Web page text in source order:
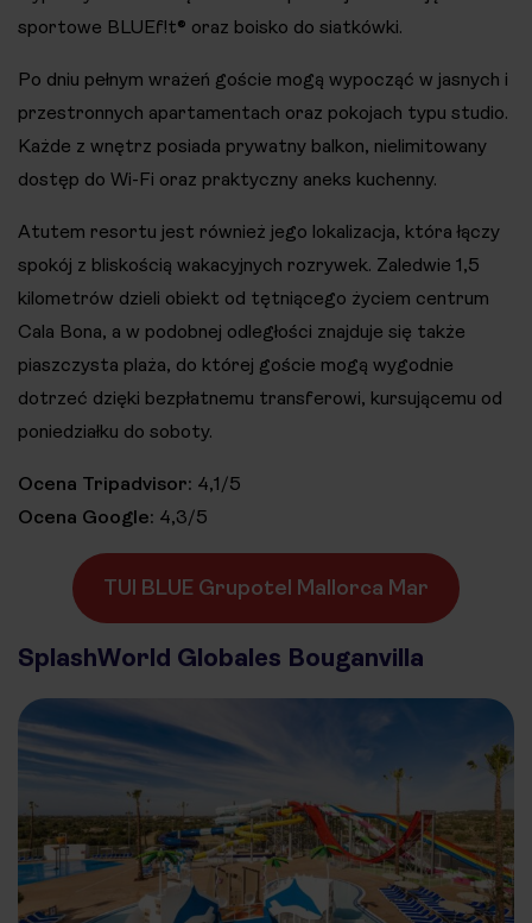
sportowe BLUEf!t® oraz boisko do siatkówki.
Po dniu pełnym wrażeń goście mogą wypocząć w jasnych i
przestronnych apartamentach oraz pokojach typu studio.
Każde z wnętrz posiada prywatny balkon, nielimitowany
dostęp do Wi-Fi oraz praktyczny aneks kuchenny.
Atutem resortu jest również jego lokalizacja, która łączy
spokój z bliskością wakacyjnych rozrywek. Zaledwie 1,5
kilometrów dzieli obiekt od tętniącego życiem centrum
Cala Bona, a w podobnej odległości znajduje się także
piaszczysta plaża, do której goście mogą wygodnie
dotrzeć dzięki bezpłatnemu transferowi, kursującemu od
poniedziałku do soboty.
Ocena Tripadvisor: 4,1/5
Ocena Google: 4,3/5
TUI BLUE Grupotel Mallorca Mar
SplashWorld Globales Bouganvilla